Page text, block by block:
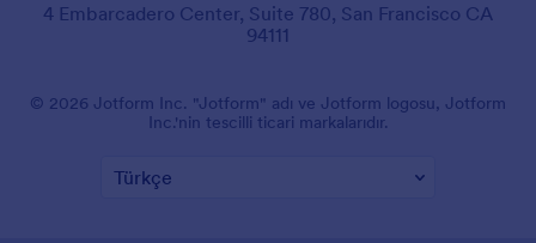
4 Embarcadero Center, Suite 780, San Francisco CA
94111
© 2026 Jotform Inc. "Jotform" adı ve Jotform logosu, Jotform
Inc.'nin tescilli ticari markalarıdır.